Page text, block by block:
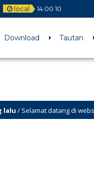
local 14:00 11
Download Tautan
datang di website resmi